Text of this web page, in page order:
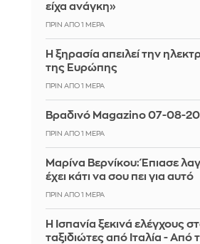
είχα ανάγκη»
ΠΡΙΝ ΑΠΌ 1 ΜΈΡΑ
Η ξηρασία απειλεί την
της Ευρώπης
ΠΡΙΝ ΑΠΌ 1 ΜΈΡΑ
Βραδινό Magazino 07-08-
ΠΡΙΝ ΑΠΌ 1 ΜΈΡΑ
Μαρίνα Βερνίκου: Έπιασε
έχει κάτι να σου πει για αυτό
ΠΡΙΝ ΑΠΌ 1 ΜΈΡΑ
Η Ισπανία ξεκινά ελέγχους
ταξιδιώτες από Ιταλία - Από